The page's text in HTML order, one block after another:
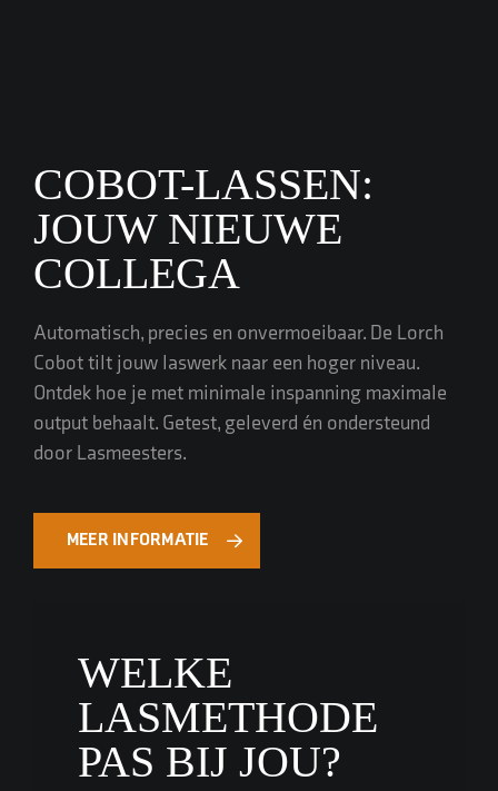
COBOT-LASSEN:
JOUW NIEUWE
COLLEGA
Automatisch, precies en onvermoeibaar. De Lorch
Cobot tilt jouw laswerk naar een hoger niveau.
Ontdek hoe je met minimale inspanning maximale
output behaalt. Getest, geleverd én ondersteund
door Lasmeesters.
MEER INFORMATIE
WELKE
LASMETHODE
PAS BIJ JOU?